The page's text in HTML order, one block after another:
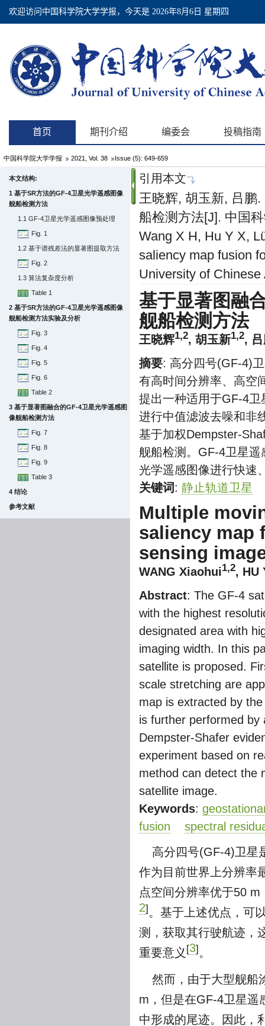
中国科学院大学学报 2021, Vol. 38 Issue (5): 649-659
本文结构:
1 基于SR方法的GF-4卫星光学遥感图像
舰船检测方法
1.1 GF-4卫星光学遥感图像预处理
Fig. 1
1.2 基于谱残差法的显著图提取方法
Fig. 2
1.3 算法复杂度分析
Table 1
2 基于SR方法的GF-4卫星光学遥感图像
舰船检测方法实验及分析
Fig. 3
Fig. 4
Fig. 5
Fig. 6
Table 2
3 基于显著图融合的GF-4卫星光学遥感图
像舰船检测方法
Fig. 7
Fig. 8
Fig. 9
Table 3
4 结论
参考文献
引用本文
王晓辉, 胡玉新, 吕鹏
船检测方法[J]. 中国
Wang X H, Hu Y X,
saliency map fusion
University of
基于显著图融
舰船检测方法
王晓辉1,2, 胡玉新1,2,
摘要: 高分四号(GF-4)
有高时间分辨率、高空
提出一种适用于GF-4
进行中值滤波去噪和非
基于加权Dempster-
舰船检测。GF-4卫星
光学遥感图像进行快速
关键词: 静止轨道卫星
Multiple
saliency map
sensing
WANG Xiaohui1,2, HU
Abstract: The GF-4
with the highest
designated area with
imaging width. In this
satellite is proposed.
scale stretching are
map is extracted by
is further performed by
Dempster-Shafer
experiment based on
method can detect the
satellite image.
Keywords:
fusion
spectral
高分四号(GF-4)卫星
作为目前世界上分辨率
点空间分辨率优于50
2] 。基于上述优点，可
测，获取其行驶航迹，
重要意义 [3] 。
然而，由于大型舰船
m，但是在GF-4卫星遥
中形成的尾迹。因此，